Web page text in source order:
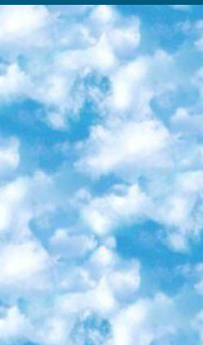
ресурсов - Мы составили подборку онлайн-проектов с интерактивными упражнениями, видеолекциями и статьями. Они помогут вам обрести новые и освежить старые знания бесплатно. 1. «ИНТУИТ» Старейшая образовательная площадка Рунета. Здесь вы найдёте сотни текстовых и видеокурсов на десятки различных тем — от программирования до психологии. Многие курсы подготовлены российскими университетами и крупными международными компаниями вроде Intel и Microsoft. Самостоятельное обучение бесплатное, но желающие могут оплатить услуги персональных наставников. 2. «Смартия» знакомит с актуальными профессиями и подсказывает, как им обучаться. Выбрав заинтересовавшую вас специальность — SMM-специалист, фотограф, веб-дизайнер или другую, — увидите список необходимых для неё умений. Чтобы вы могли освоить их самостоятельно, для каждого умения площадка отображает подборку ссылок на учебные материалы. Хотя «Смартия» ориентируется на русскоязычную аудиторию, часть контента всё же доступна только на английском. 3. «Лекторий Физтеха» Проект Московского физико-технического института (Физтеха). С его помощью вы можете смотреть онлайн серии лекций, записанные на видео в этом вузе. В числе доступных предметов — физика, биология, химия, информационные технологии и другие. К некоторым лекциям администрация ресурса прилагает готовые конспекты, которые можно скачивать в PDF-формате. 4. ITMOcourses Онлайн-площадка Санкт-Петербургского национального исследовательского университета информационных технологий, механики и оптики (ИТМО). Ресурс предоставляет свободный доступ к курсам, разработанным в этом вузе. Каталог материалов разбит на четыре категории: «Оптические системы и технологии», «Приборостроение и робототехника», «Информационные технологии» и «Биотехнологии». Курсы состоят из видеолекций, интерактивных демонстраций и заданий. 5. «КиберЛенинка» Электронная научная библиотека открытого доступа. Каталог площадки регулярно обрастает текстами статей из различных научных изданий. Сгруппированные по журналам и рубрикам публикации можно читать онлайн или скачивать целиком в PDF-формате. Проект нацелен на популяризацию науки за счёт открытого доступа к качественной информации. 6. «ПостНаука» На этом ресурсе публикуют подборки видеолекций, составленные экспертами из разных отраслей и объединённые общими темами. Среди них, к примеру, есть серии «Биоинформатика и геномика», «Культура средневековой Скандинавии» и Cinema Studies о теории кино. Каждая подборка лекций — логически связанная история, рассказанная экспертом от первого лица. Кроме того, на сайте появляются научно-образовательные статьи и тесты на разные темы. 7. «Newочём» Команда проекта «Newочём» отбирает самые интересные тексты из англоязычных СМИ и переводит те из них, за которые голосуют участники сообщества «ВКонтакте». По большей части это научно-популярные статьи. Редакторы придумывают лишь заголовки, в остальном содержание переводов соответствует оригиналам. Полные тексты можно читать прямо в социальной сети. 8. InternetUrok Онлайн-база материалов по основным дисциплинам школьной программы. Информация на сайте структурирована по классам, предметам и темам (урокам). Каждый урок состоит из видеолекций и конспектов. Есть также интерактивные тренажёры и тесты для закрепления пройденного материала. Даже если вы давно окончили школу, возможность повторить программу старших классов всегда может пригодиться. 9. Edutainme Ещё один ресурс об образовании. В отличие от Newtonew, как мне кажется, Edutainme больше ориентируется на представителей индустрии: педагогов, предпринимателей, разработчиков образовательных проектов. Но и любой, кто просто стремится к саморазвитию, найдёт на сайте много полезного и интересного для себя. Например, информацию о новых курсах и образовательных сервисах. 10. Newtonew Онлайн-медиа об образовании и обучении в широком смысле. Авторы Newtonew пишут об инструментах, заведениях, тактиках и стратегиях, которые помогают учить других и получать новые знания самостоятельно. На этой площадке вы найдёте новости, обзоры, аналитические мат